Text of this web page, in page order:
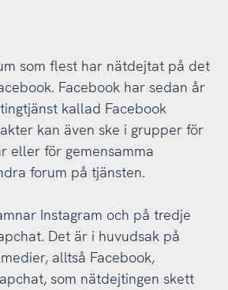
som flest har nätdejtat på det
Facebook har sedan år
kallad Facebook
kan även ske i grupper för
eller för gemensamma
forum på tjänsten.
Instagram och på tredje
Det är i huvudsak på
alltså Facebook,
som nätdejtingen skett